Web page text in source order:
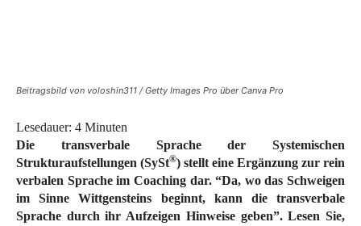
Beitragsbild von voloshin311 / Getty Images Pro über Canva Pro
Lesedauer: 4 Minuten
Die transverbale Sprache der Systemischen
Strukturaufstellungen (SySt®) stellt eine Ergänzung zur rein
verbalen Sprache im Coaching dar. “Da, wo das Schweigen
im Sinne Wittgensteins beginnt, kann die transverbale
Sprache durch ihr Aufzeigen Hinweise geben”. Lesen Sie,